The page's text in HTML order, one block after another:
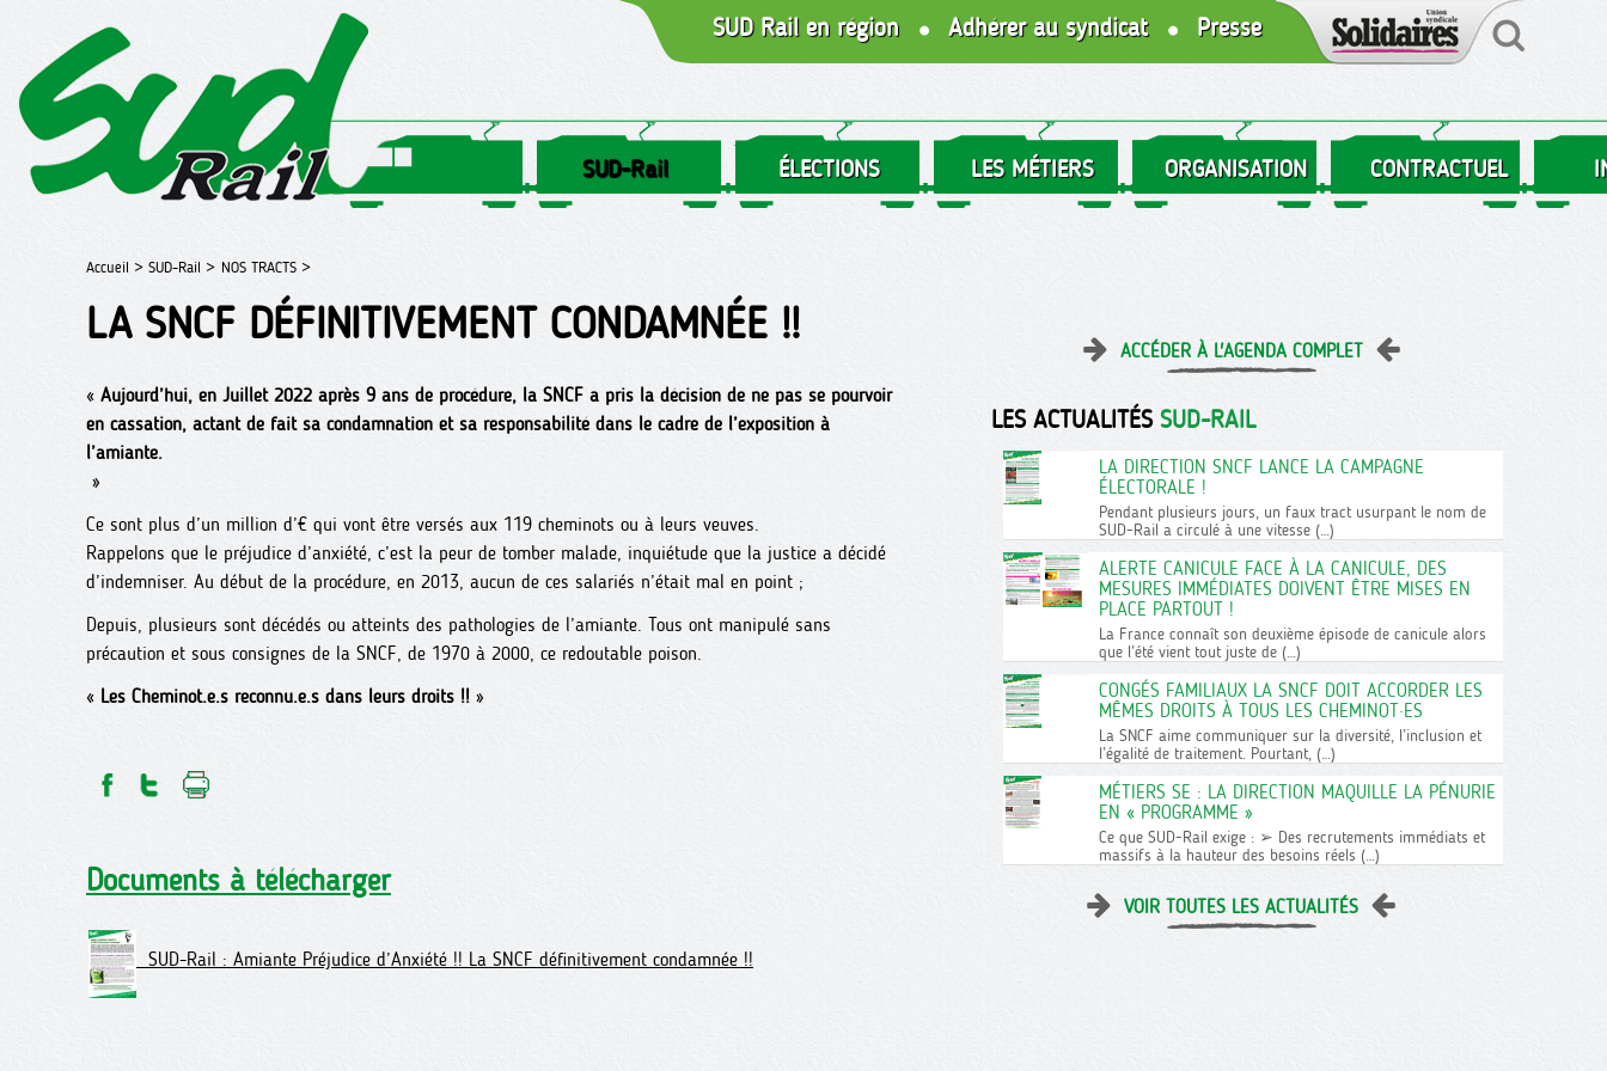
SUD Rail en région Adhérer au syndicat Presse
SUD-Rail ÉLECTIONS LES MÉTIERS ORGANISATION CONTRACTUEL
Accueil > SUD-Rail > NOS TRACTS >
LA SNCF DÉFINITIVEMENT CONDAMNÉE !!
« Aujourd’hui, en Juillet 2022 après 9 ans de procédure, la SNCF a pris la décision de ne pas se pourvoir
en cassation, actant de fait sa condamnation et sa responsabilité dans le cadre de l’exposition à
l’amiante.
»
Ce sont plus d’un million d’€ qui vont être versés aux 119 cheminots ou à leurs veuves.
Rappelons que le préjudice d’anxiété, c’est la peur de tomber malade, inquiétude que la justice a décidé
d’indemniser. Au début de la procédure, en 2013, aucun de ces salariés n’était mal en point ;
Depuis, plusieurs sont décédés ou atteints des pathologies de l’amiante. Tous ont manipulé sans
précaution et sous consignes de la SNCF, de 1970 à 2000, ce redoutable poison.
« Les Cheminot.e.s reconnu.e.s dans leurs droits !! »
Documents à télécharger
SUD-Rail : Amiante Préjudice d’Anxiété !! La SNCF définitivement condamnée !!
ACCÉDER À L'AGENDA COMPLET
LES ACTUALITÉS SUD-RAIL
LA DIRECTION SNCF LANCE LA CAMPAGNE
ÉLECTORALE !
Pendant plusieurs jours, un faux tract usurpant le nom de
SUD-Rail a circulé à une vitesse (…)
ALERTE CANICULE FACE À LA CANICULE, DES
MESURES IMMÉDIATES DOIVENT ÊTRE MISES EN
PLACE PARTOUT !
La France connaît son deuxième épisode de canicule alors
que l’été vient tout juste de (…)
CONGÉS FAMILIAUX LA SNCF DOIT ACCORDER LES
MÊMES DROITS À TOUS LES CHEMINOT·ES
La SNCF aime communiquer sur la diversité, l’inclusion et
l’égalité de traitement. Pourtant, (…)
MÉTIERS SE : LA DIRECTION MAQUILLE LA PÉNURIE
EN « PROGRAMME »
Ce que SUD-Rail exige : ➢ Des recrutements immédiats et
massifs à la hauteur des besoins réels (…)
VOIR TOUTES LES ACTUALITÉS